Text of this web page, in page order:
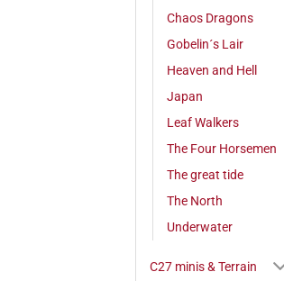
Chaos Dragons
Gobelin´s Lair
Heaven and Hell
Japan
Leaf Walkers
The Four Horsemen
The great tide
The North
Underwater
C27 minis & Terrain